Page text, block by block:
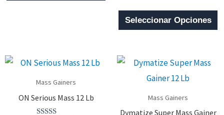
Tiene
Múltiples
Pueden
0
De
5
Seleccionar Opciones
Mass Gainers
ON Serious Mass 12 Lb Mass Gainers
Dymatize Super Mass Gainer